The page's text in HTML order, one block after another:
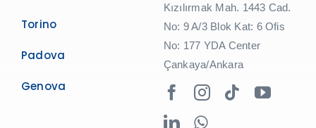
Torino
Padova
Genova
Kızılırmak Mah. 1443 Cad.
No: 9 A/3 Blok Kat: 6 Ofis
No: 177 YDA Center
Çankaya/Ankara